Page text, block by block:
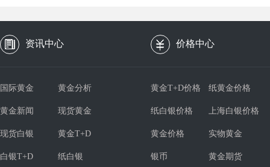
资讯中心 价格中心
国际黄金 黄金分析
黄金新闻 现货黄金
现货白银 黄金T+D
白银T+D 纸白银
黄金T+D价格 纸黄金价格
纸白银价格 上海白银价格
黄金价格 实物黄金
银币 黄金期货